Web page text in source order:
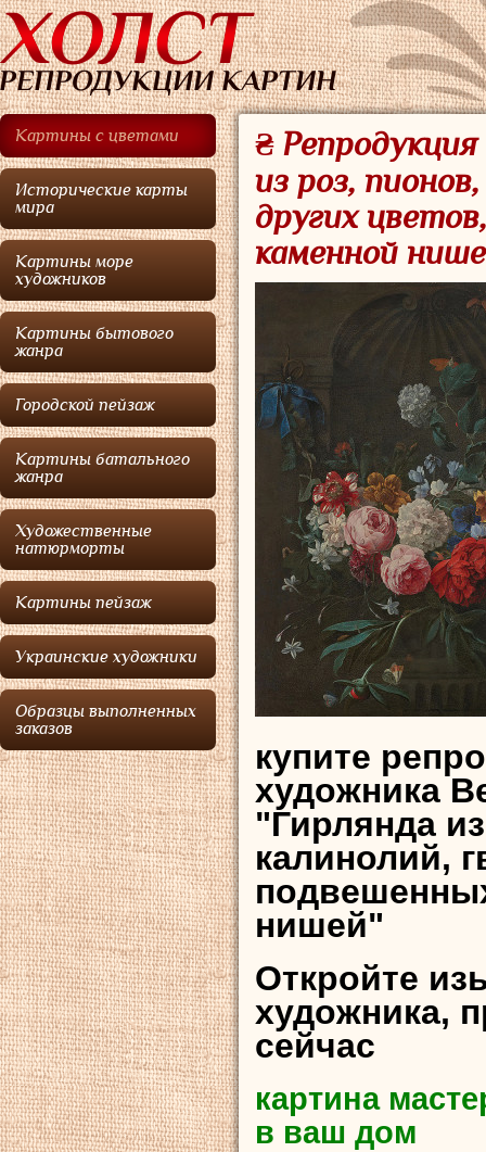
Картины с цветами
Исторические карты
мира
Картины море
художников
Картины бытового
жанра
Городской пейзаж
Картины батального
жанра
Художественные
натюрморты
Картины пейзаж
Украинские художники
Образцы выполненных
заказов
₴
из роз,
других
каменной
купите
художника
"Гирлянда
калинолий,
нишей"
Откройте
художника,
сейчас
картина
в ваш дом